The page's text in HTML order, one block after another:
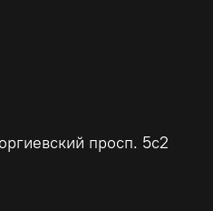
просп. 5с2